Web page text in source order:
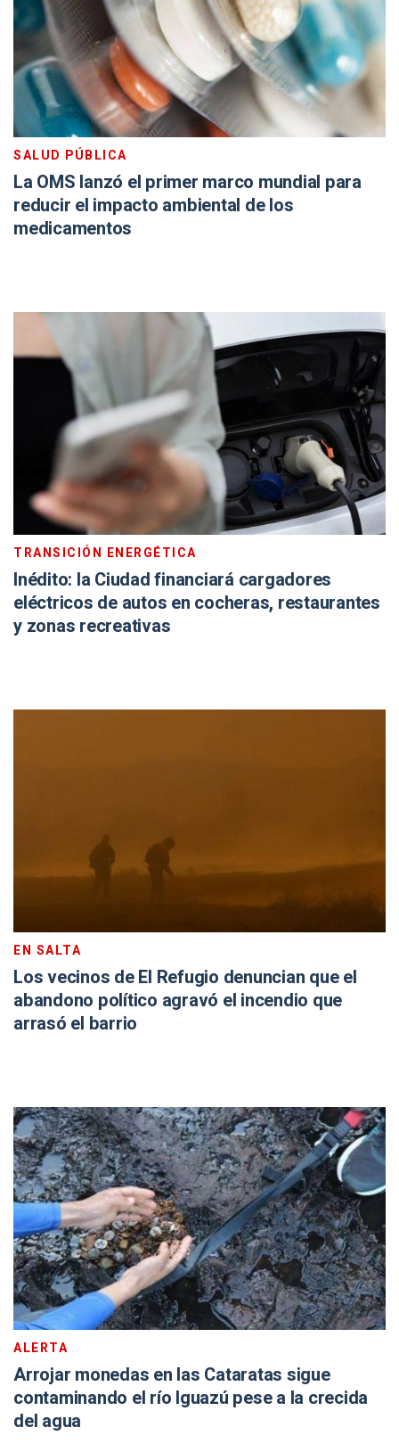
SALUD PÚBLICA
La OMS lanzó el primer marco mundial para
reducir el impacto ambiental de los
medicamentos
TRANSICIÓN ENERGÉTICA
Inédito: la Ciudad financiará cargadores
eléctricos de autos en cocheras, restaurantes
y zonas recreativas
EN SALTA
Los vecinos de El Refugio denuncian que el
abandono político agravó el incendio que
arrasó el barrio
ALERTA
Arrojar monedas en las Cataratas sigue
contaminando el río Iguazú pese a la crecida
del agua